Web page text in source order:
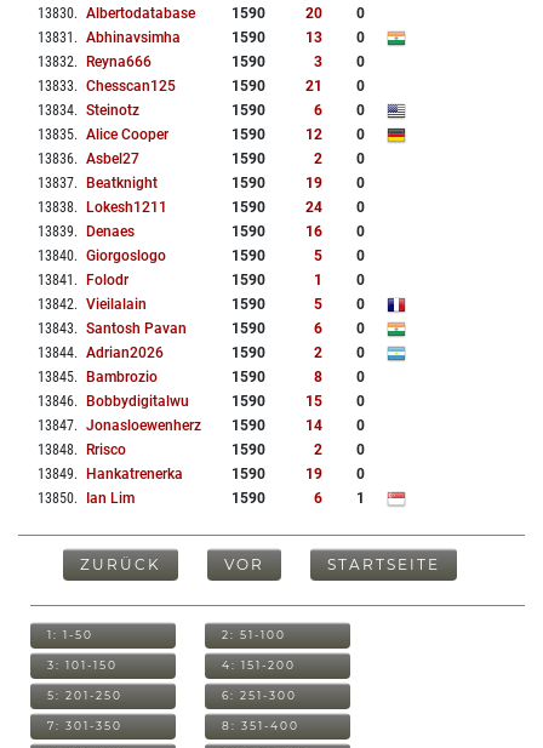
13830. Albertodatabase 1590 20
0
13831 . Abhinavsimha 1590 13
0
13832. Reyna666 1590 3
0
13833. Chesscan125 1590 21
0
13834. Steinotz 1590 6
0
13835. Alice Cooper 1590 12
0
13836. Asbel27 1590 2
0
13837. Beatknight 1590 19
0
13838. Lokesh1211 1590 24
0
13839. Denaes 1590 16
0
13840. Giorgoslogo 1590 5
0
13841 . Folodr 1590 1
0
13842. Vieilalain 1590 5
0
13843. Santosh Pavan 1590 6
0
13844. Adrian2026 1590 2
0
13845. Bambrozio 1590 8
0
13846. Bobbydigitalwu 1590 15
0
13847. Jonasloewenherz 1590 14
0
13848. Rrisco 1590 2
0
13849. Hankatrenerka 1590 19
0
13850. Ian Lim 1590 6 1
ZURÜCK VOR STARTSEITE
1: 1-50 2: 51-100
3: 101-150 4: 151-200
5: 201-250 6: 251-300
7: 301-350 8: 351-400